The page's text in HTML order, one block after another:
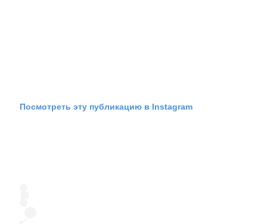
Посмотреть эту публикацию в Instagram